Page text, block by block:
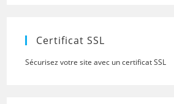
Certificat SSL
Sécurisez votre site avec un certificat SSL